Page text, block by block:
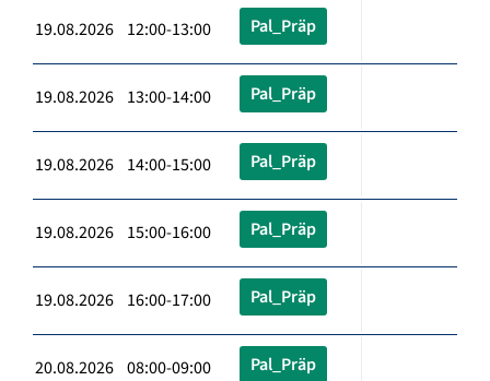
19.08.2026 12:00-13:00 Pal_Präp
19.08.2026 13:00-14:00 Pal_Präp
19.08.2026 14:00-15:00 Pal_Präp
19.08.2026 15:00-16:00 Pal_Präp
19.08.2026 16:00-17:00 Pal_Präp
20.08.2026 08:00-09:00 Pal_Präp